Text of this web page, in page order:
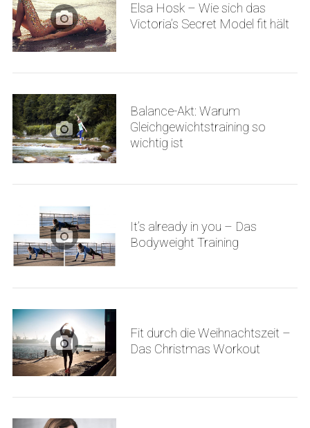
Elsa Hosk – Wie sich das
Victoria’s Secret Model fit hält
Balance-Akt: Warum
Gleichgewichtstraining so
wichtig ist
It’s already in you – Das
Bodyweight Training
Fit durch die Weihnachtszeit –
Das Christmas Workout
S
e
a
h